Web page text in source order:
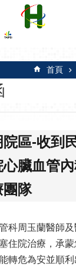
首頁
區-收到
心臟血管
團隊
科周玉蘭醫師
住院治療，承
轉危為安並順